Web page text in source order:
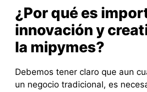
¿Por qué es
innovación y
la mipymes?
Debemos tener claro que aun
un negocio tradicional, es